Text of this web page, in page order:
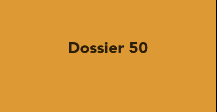
Dossier 50